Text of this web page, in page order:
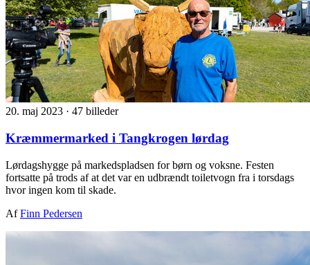
20. maj 2023 · 47 billeder
Kræmmermarked i Tangkrogen lørdag
Lørdagshygge på markedspladsen for børn og voksne. Festen
fortsatte på trods af at det var en udbrændt toiletvogn fra i torsdags
hvor ingen kom til skade.
AfFinn Pedersen